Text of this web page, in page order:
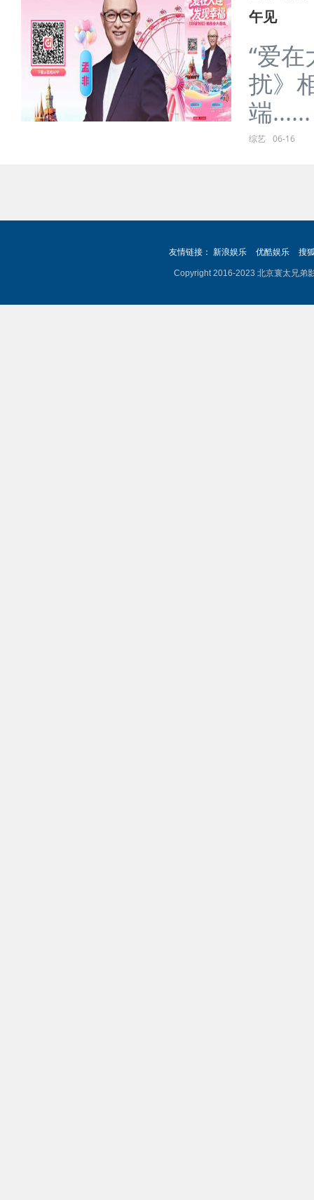
午见
“爱在
扰》
端......
综艺 06-16
友情链接： 新浪娱乐 优酷娱乐 搜
Copyright 2016-2023 北京寰太兄弟